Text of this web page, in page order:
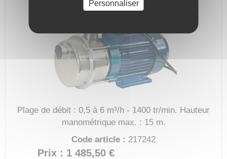
Plage de débit : 0,5 à 6 m³/h - 1400 tr/min. Hauteur
manométrique max. : 15 m.
Code article : 217242
Prix : 1 485,50 €
Personnaliser